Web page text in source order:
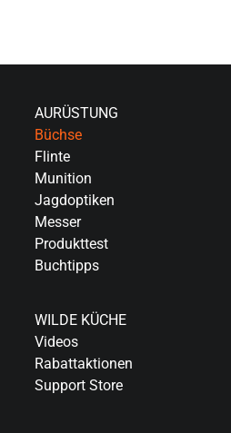
AURÜSTUNG
Büchse
Flinte
Munition
Jagdoptiken
Messer
Produkttest
Buchtipps
WILDE KÜCHE
Videos
Rabattaktionen
Support Store